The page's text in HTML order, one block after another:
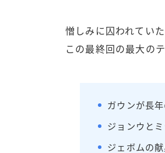
憎しみに囚われてい
この最終回の最大のテ
ガウンが長
ジョンウと
ジェボムの